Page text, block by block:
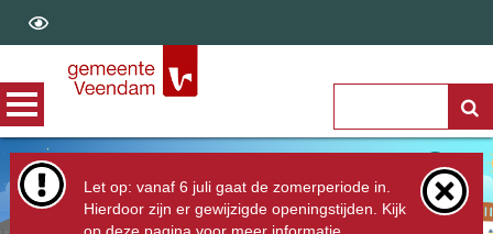
Let op: vanaf 6 juli gaat de zomerperiode in.
Hierdoor zijn er gewijzigde openingstijden. Kijk